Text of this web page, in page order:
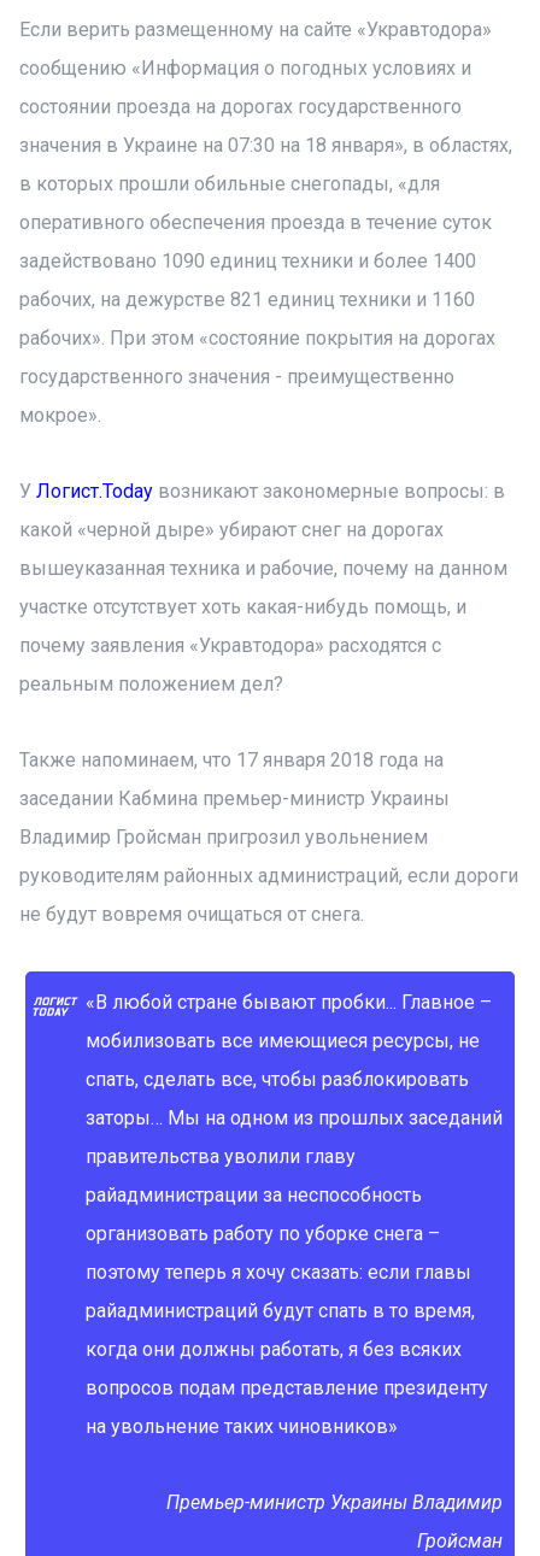
Если верить размещенному на сайте «Укравтодора»
сообщению «Информация о погодных условиях и
состоянии проезда на дорогах государственного
значения в Украине на 07:30 на 18 января», в областях,
в которых прошли обильные снегопады, «для
оперативного обеспечения проезда в течение суток
задействовано 1090 единиц техники и более 1400
рабочих, на дежурстве 821 единиц техники и 1160
рабочих». При этом «состояние покрытия на дорогах
государственного значения - преимущественно
мокрое».
У Логист.Today возникают закономерные вопросы: в
какой «черной дыре» убирают снег на дорогах
вышеуказанная техника и рабочие, почему на данном
участке отсутствует хоть какая-нибудь помощь, и
почему заявления «Укравтодора» расходятся с
реальным положением дел?
Также напоминаем, что 17 января 2018 года на
заседании Кабмина премьер-министр Украины
Владимир Гройсман пригрозил увольнением
руководителям районных администраций, если дороги
не будут вовремя очищаться от снега.
«В любой стране бывают пробки... Главное –
мобилизовать все имеющиеся ресурсы, не
спать, сделать все, чтобы разблокировать
заторы… Мы на одном из прошлых заседаний
правительства уволили главу
райадминистрации за неспособность
организовать работу по уборке снега –
поэтому теперь я хочу сказать: если главы
райадминистраций будут спать в то время,
когда они должны работать, я без всяких
вопросов подам представление президенту
на увольнение таких чиновников»
Премьер-министр Украины Владимир
Гройсман